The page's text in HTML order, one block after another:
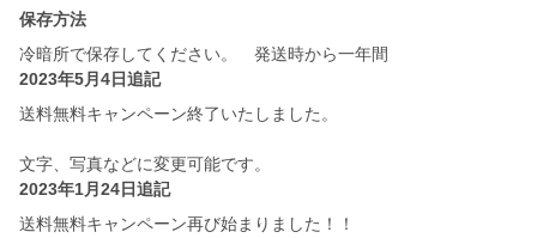
保存方法
冷暗所で保存してください。 発送時から一年間
2023年5月4日追記
送料無料キャンペーン終了いたしました。
文字、写真などに変更可能です。
2023年1月24日追記
送料無料キャンペーン再び始まりました！！